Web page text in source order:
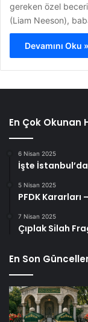
gereken özel
(Liam Neeson),
Devamını Oku »
En Çok Okunan
6 Nisan 2025
İşte
5 Nisan 2025
PFDK Kararları
7 Nisan 2025
Çıplak Silah
En Son